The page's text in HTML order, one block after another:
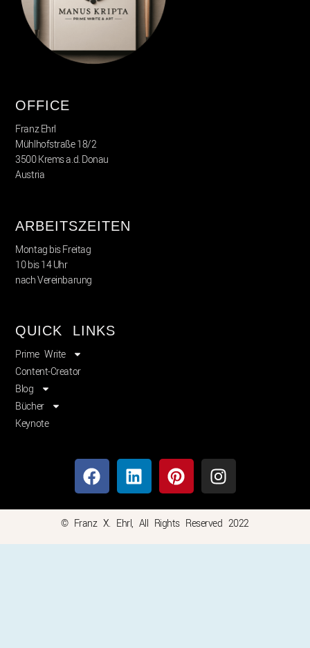
OFFICE
Franz Ehrl
Mühlhofstraße 18/2
3500 Krems a.d. Donau
Austria
ARBEITSZEITEN
Montag bis Freitag
10 bis 14 Uhr
nach Vereinbarung
QUICK LINKS
Prime Write
Content-Creator
Blog
Bücher
Keynote
© Franz X. Ehrl, All Rights Reserved 2022